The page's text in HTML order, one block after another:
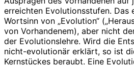
erreichten Evolutionsstufen. Das
Wortsinn von „Evolution“
von Vorhandenem), aber nicht
der Evolutionslehre. Wird die
nicht-evolutionär erklärt, so ist
Kernstückes beraubt. Eine